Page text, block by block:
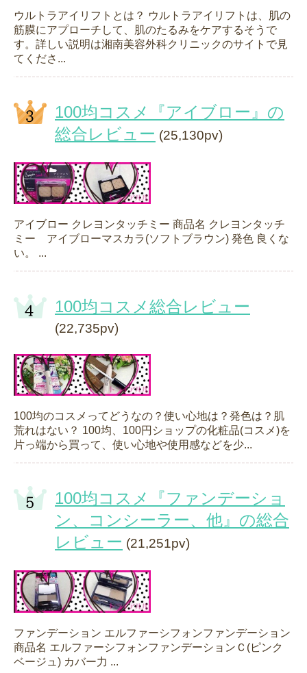
ウルトラアイリフトとは？ ウルトラアイリフトは、肌の
筋膜にアプローチして、肌のたるみをケアするそうで
す。詳しい説明は湘南美容外科クリニックのサイトで見
てくださ...
100均コスメ『アイブロー』の
総合レビュー (25,130pv)
アイブロー クレヨンタッチミー 商品名 クレヨンタッチ
ミー アイブローマスカラ(ソフトブラウン) 発色 良くな
い。 ...
100均コスメ総合レビュー
(22,735pv)
100均のコスメってどうなの？使い心地は？発色は？肌
荒れはない？ 100均、100円ショップの化粧品(コスメ)を
片っ端から買って、使い心地や使用感などを少...
100均コスメ『ファンデーショ
ン、コンシーラー、他』の総合
レビュー (21,251pv)
ファンデーション エルファーシフォンファンデーション
商品名 エルファーシフォンファンデーションＣ(ピンク
ベージュ) カバー力 ...